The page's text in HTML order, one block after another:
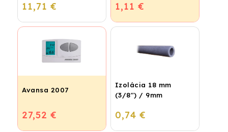
(STIROTERMAL
11,71 €
podlahové kúrenie a
1,11 €
Avansa 2007
27,52 €
Izolácia 18 mm
(3/8") / 9mm
0,74 €